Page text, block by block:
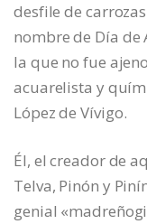
desfile de
nombre de Día de
la que no fue
acuarelista y
López de Vívigo.
Él, el creador de
Telva, Pinón y
genial